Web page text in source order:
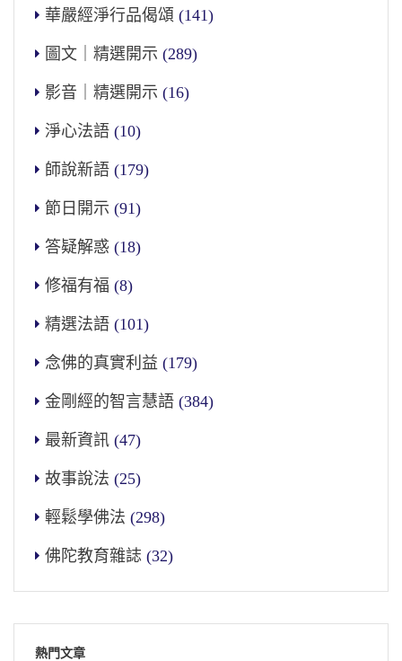
華嚴經淨行品偈頌 (141)
圖文｜精選開示 (289)
影音｜精選開示 (16)
淨心法語 (10)
師說新語 (179)
節日開示 (91)
答疑解惑 (18)
修福有福 (8)
精選法語 (101)
念佛的真實利益 (179)
金剛經的智言慧語 (384)
最新資訊 (47)
故事說法 (25)
輕鬆學佛法 (298)
佛陀教育雜誌 (32)
熱門文章